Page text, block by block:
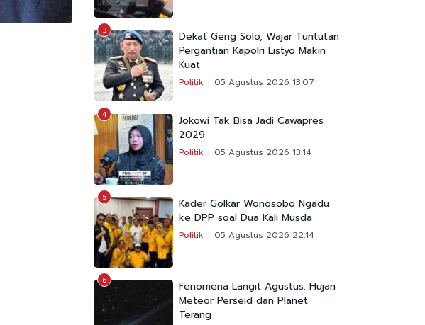
3
Dekat Geng Solo, Wajar Tuntutan
Pergantian Kapolri Listyo Makin
Kuat
Politik 05 Agustus 2026 13:07
4
Jokowi Tak Bisa Jadi Cawapres
2029
Politik 05 Agustus 2026 13:14
5
Kader Golkar Wonosobo Ngadu
ke DPP soal Dua Kali Musda
Politik 05 Agustus 2026 22:14
6
Fenomena Langit Agustus: Hujan
Meteor Perseid dan Planet
Terang